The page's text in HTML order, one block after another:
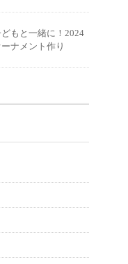
どもと一緒に！2024
ナメント作り